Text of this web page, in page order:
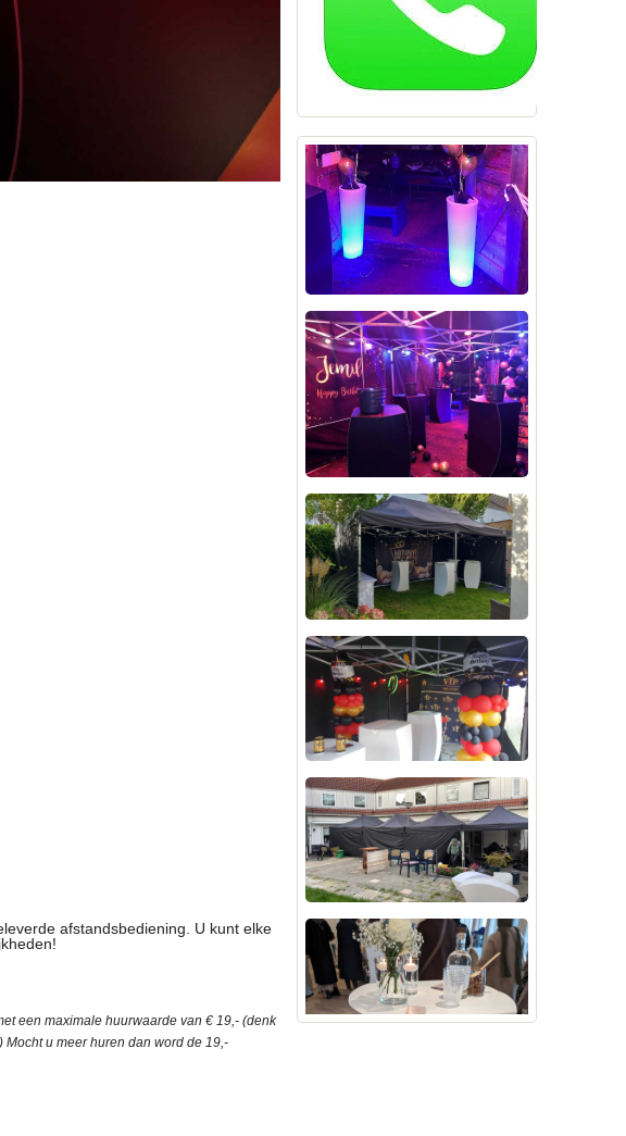
afstandsbediening. U kunt elke
een maximale huurwaarde van € 19,- (denk
u meer huren dan word de 19,-